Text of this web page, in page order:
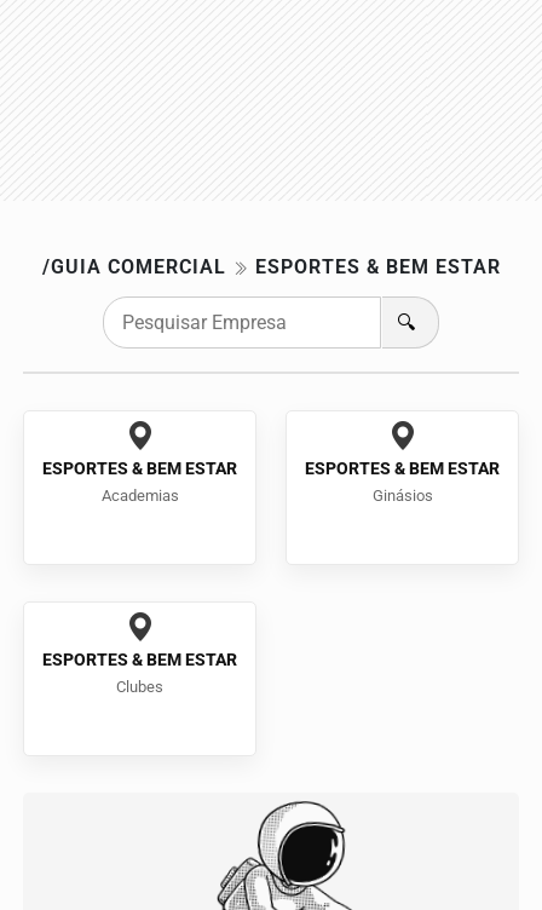
/GUIA COMERCIAL ESPORTES & BEM ESTAR
🔍
ESPORTES & BEM ESTAR
Academias
ESPORTES & BEM ESTAR
Ginásios
ESPORTES & BEM ESTAR
Clubes